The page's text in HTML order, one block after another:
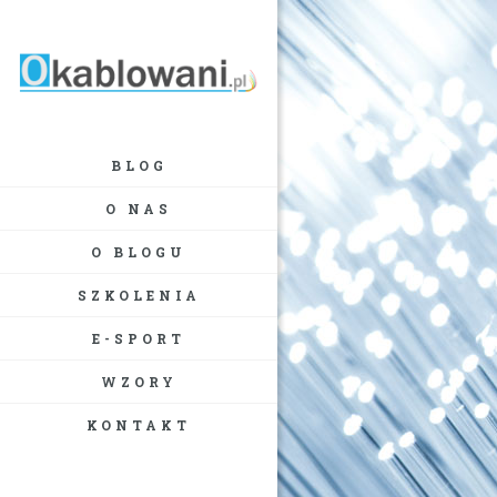
BLOG
O NAS
O BLOGU
SZKOLENIA
E-SPORT
WZORY
KONTAKT